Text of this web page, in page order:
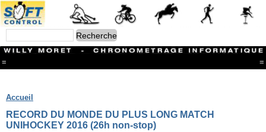
= =
Branches
CONTACT
FriRun Cup
Accueil
RECORD DU MONDE DU PLUS LONG MATCH
UNIHOCKEY 2016 (26h non-stop)